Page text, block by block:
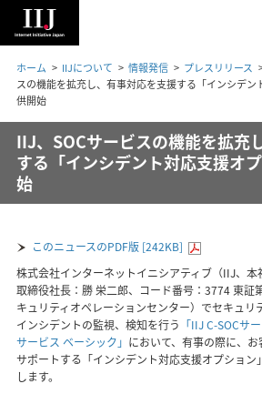
ホーム IIJについて 情報発信 プレスリリース
スの機能を拡充し、有事対応を支援する「インシデ
供開始
IIJ、SOCサービスの機能を拡充
する「インシデント対応支援オ
始
このニュースのPDF版 [242KB]
株式会社インターネットイニシアティブ（IIJ、
取締役社長：勝 栄二郎、コード番号：3774 東証
キュリティオペレーションセンター）でセキュリ
インシデントの監視、検知を行う 「IIJ C-SOCサ
サービス ベーシック」 において、有事の際に、
サポートする「インシデント対応支援オプション
します。